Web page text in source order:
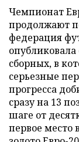
Чемпионат
продолжают
федерация
сборных, в
серьезные
прогресса
сразу на 13
шаге от
первое место